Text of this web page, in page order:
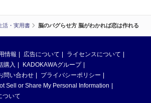
活・実用書 脳のバグらせ方 脳がわかれば恋は作れる
情報 広告について
ライセンスについて
購入
KADOKAWAグループ
問い合わせ
プライバシーポリシー
Sell or Share My Personal Information
ついて